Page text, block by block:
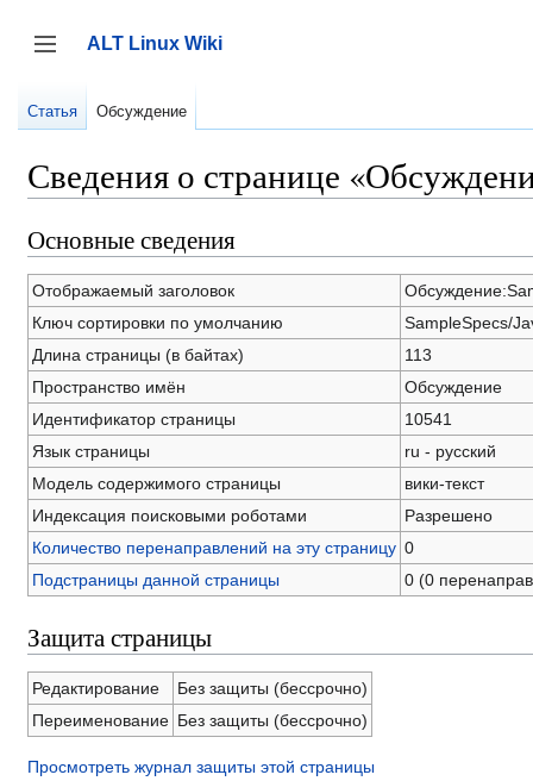
содержанию
Переключить боковую панель
ALT Linux Wiki
Статья Обсуждение
Сведения о странице
Основные сведения
Отображаемый заголовок
Ключ сортировки по умолчанию
SampleSpecs/
Длина страницы (в байтах)
113
Пространство имён
Обсуждение
Идентификатор страницы
10541
Язык страницы
ru - русский
Модель содержимого страницы
вики-текст
Индексация поисковыми роботами
Разрешено
Количество перенаправлений на эту страницу 0
Подстраницы данной страницы
0 (0
Защита страницы
Редактирование
Без защиты (бессрочно)
Переименование Без защиты (бессрочно)
Просмотреть журнал защиты этой страницы